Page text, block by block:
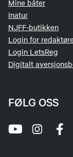
Mine båter
Inatur
NJFF-butikken
Login for
Login LetsReg
Digitalt
FØLG OSS